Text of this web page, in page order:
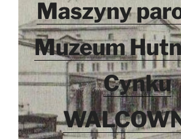
Maszyny
Muzeum
Cynku